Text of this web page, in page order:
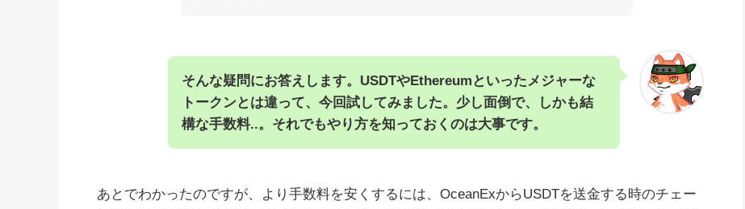
そんな疑問にお答えします。USDTやEthereumといったメジャーな
トークンとは違って、今回試してみました。少し面倒で、しかも結
構な手数料..。それでもやり方を知っておくのは大事です。
あとでわかったのですが、より手数料を安くするには、OceanExからUSDTを送金する時のチェー